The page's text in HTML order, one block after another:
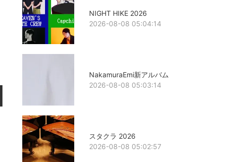
NIGHT HIKE 2026
2026-08-08 05:04:14
NakamuraEmi新アルバム
2026-08-08 05:03:14
スタクラ 2026
2026-08-08 05:02:57